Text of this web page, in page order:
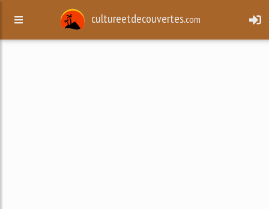
cultureetdecouvertes.com